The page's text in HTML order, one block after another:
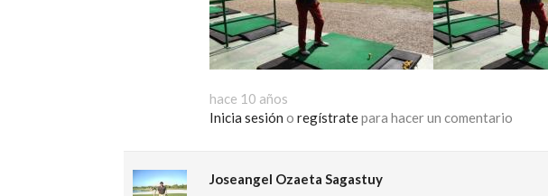
hace 10 años
Inicia sesión oregístratepara hacer un comentario
Joseangel Ozaeta Sagastuy